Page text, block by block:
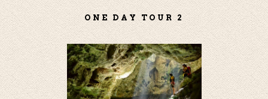
ONE DAY TOUR 2